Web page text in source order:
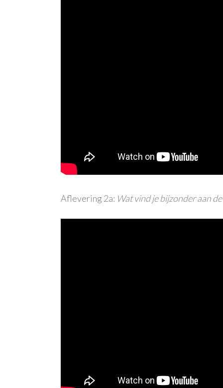
Aflevering 2a: Wat vind je bijzonder aan